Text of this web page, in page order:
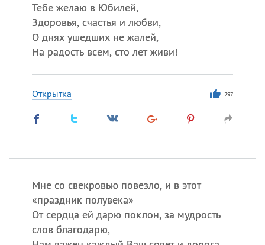
Тебе желаю в Юбилей,
Здоровья, счастья и любви,
О днях ушедших не жалей,
На радость всем, сто лет живи!
Открытка 297
Мне со свекровью повезло, и в этот
«праздник полувека»
От сердца ей дарю поклон, за мудрость
слов благодарю,